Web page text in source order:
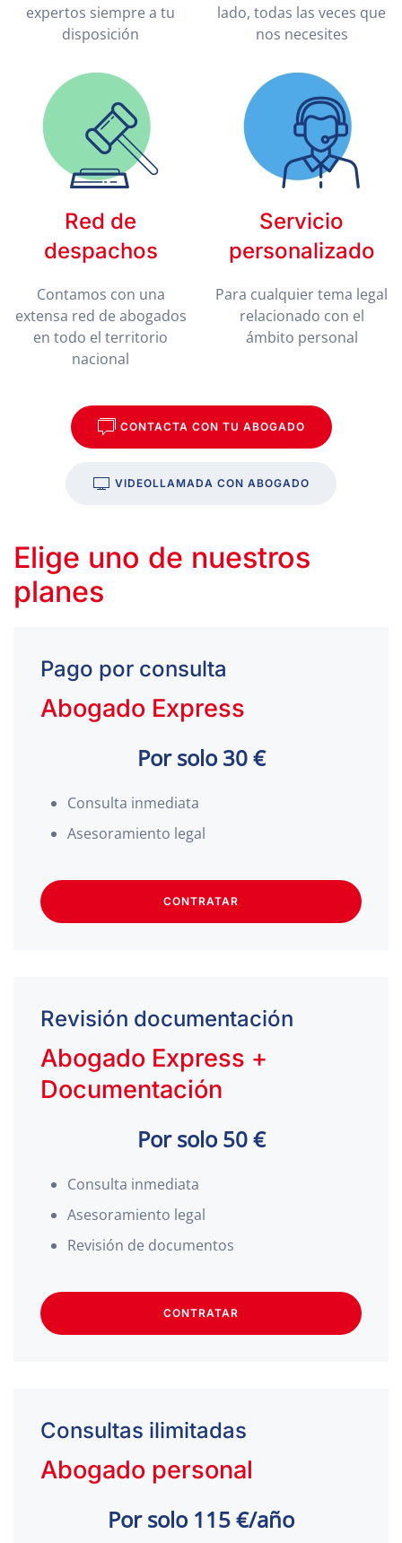
expertos siempre a tu
disposición
lado, todas las veces que
nos necesites
Red de
despachos
Contamos con una
extensa red de abogados
en todo el territorio
nacional
Servicio
personalizado
Para cualquier tema legal
relacionado con el
ámbito personal
CONTACTA CON TU ABOGADO
VIDEOLLAMADA CON ABOGADO
Elige uno de nuestros
planes
Pago por consulta
Abogado Express
Por solo 30 €
Consulta inmediata
Asesoramiento legal
CONTRATAR
Revisión documentación
Abogado Express +
Documentación
Por solo 50 €
Consulta inmediata
Asesoramiento legal
Revisión de documentos
CONTRATAR
Consultas ilimitadas
Abogado personal
Por solo 115 €/año